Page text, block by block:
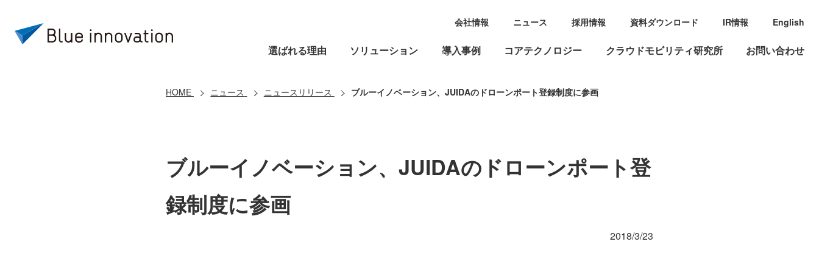
選ばれる理由 ソリューション 導入事例 コアテクノロジー クラウドモビリティ研究所 お問い合わせ
会社情報 ニュース 採用情報 資料ダウンロード IR情報 English
HOME ニュース ニュースリリース ブルーイノベーション、JUIDAのドローンポート登録制度に参画
ブルーイノベーション、JUIDAのドローンポート登
録制度に参画
2018/3/23